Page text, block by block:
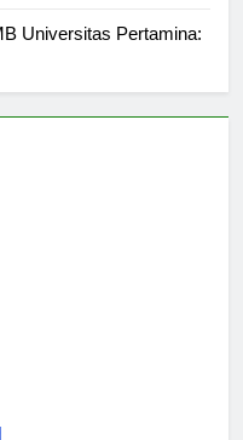
Universitas Pertamina: